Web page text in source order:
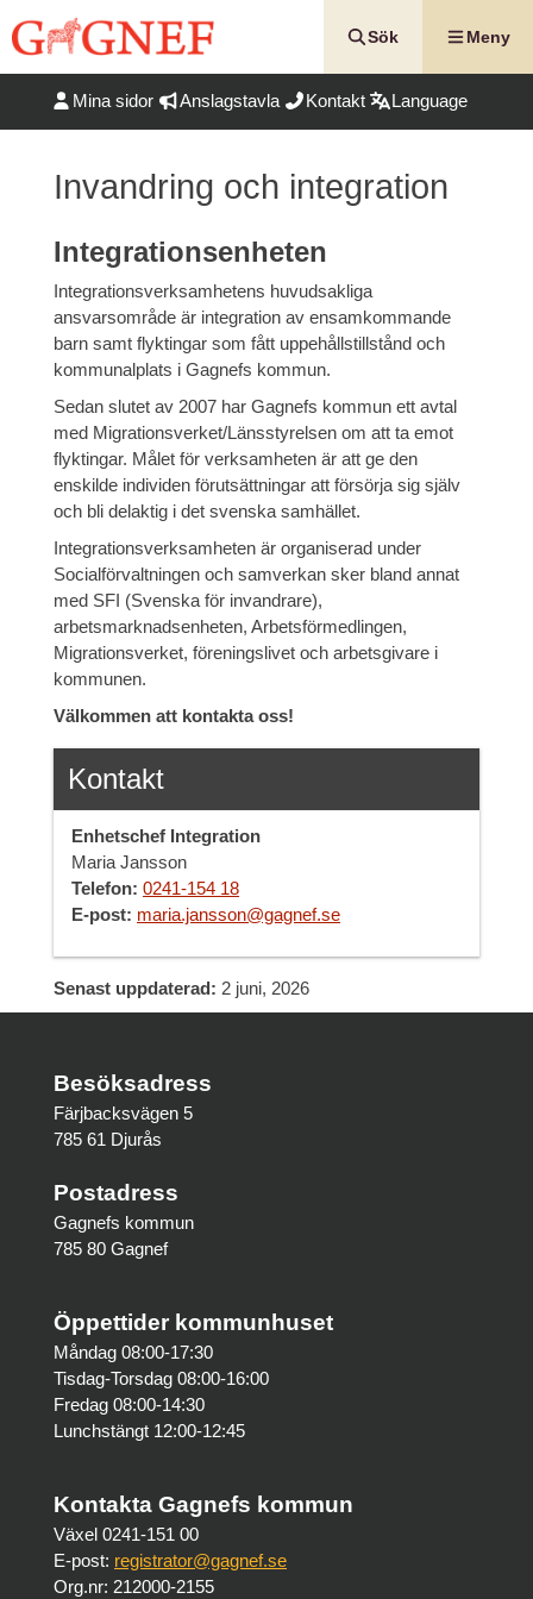
till
Sök Meny
Mina sidor Anslagstavla Kontakt Language
Invandring och integration
Integrationsenheten
Integrationsverksamhetens huvudsakliga
ansvarsområde är integration av ensamkommande
barn samt flyktingar som fått uppehållstillstånd och
kommunalplats i Gagnefs kommun.
Sedan slutet av 2007 har Gagnefs kommun ett avtal
med Migrationsverket/Länsstyrelsen om att ta emot
flyktingar. Målet för verksamheten är att ge den
enskilde individen förutsättningar att försörja sig själv
och bli delaktig i det svenska samhället.
Integrationsverksamheten är organiserad under
Socialförvaltningen och samverkan sker bland annat
med SFI (Svenska för invandrare),
arbetsmarknadsenheten, Arbetsförmedlingen,
Migrationsverket, föreningslivet och arbetsgivare i
kommunen.
Välkommen att kontakta oss!
Kontakt
Enhetschef Integration
Maria Jansson
Telefon:0241-154 18
E-post: maria.jansson@gagnef.se
Senast uppdaterad: 2 juni, 2026
Besöksadress
Färjbacksvägen 5
785 61 Djurås
Postadress
Gagnefs kommun
785 80 Gagnef
Öppettider kommunhuset
Måndag 08:00-17:30
Tisdag-Torsdag 08:00-16:00
Fredag 08:00-14:30
Lunchstängt 12:00-12:45
Kontakta Gagnefs kommun
Växel 0241-151 00
E-post: registrator@gagnef.se
Org.nr: 212000-2155